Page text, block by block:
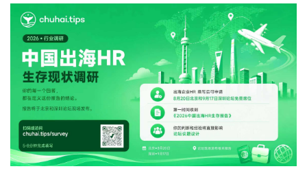
市场！ 员工体验从概念到落地，需要具体的场景和应用，体验是具
体的感知，是战略最入微的体现，2022年员工体验研究院将发布
2022版员工体验旅程图，经过不断升级优化迭代，2022年论坛现场
我们将发布最新版本，同时举办2022员工体验大奖的颁奖与实践案
例分享。将概念落地，从无从下手到逐步落地实践，你需要的就是
在这天留出一天全身心的投入其中！ 2022员工体验论坛亮点： 员工
体验大奖颁奖 现场案例分享 员工体验旅程图2022新版 2022年员工体
验指数发布 展示优秀员工体验服务机构 时间：9月7日北京 地点：
北京千禧大酒店 适合：C级管理人员、CHRO、 HRD、HR经理、薪
酬福利、招聘培训、HRSSC负责人等对前沿新知有强烈意愿的管理
者 报名：http://hrnext.cn/MjR0L1 本次论坛名额限制，仅限企业HR
免费参加，非企业HR将需购买门票且数量有限。 时间： 9月23日上
进一步改善员工体验，提升组织绩效？帮助组织内部实现更高效的
协同沟通? 人才管理模式更加全球化与本地化？针对每个员工的定制
化薪酬福利本地解决方案？等等，这些都等着您来和我们一起探讨
交流！ 中国人力资源科技年度论坛将提供和展示人力资源科技数字
化的最佳实践和前沿探索，面向2022的HR科技解决方案与产品，汇
聚中国人力资源科技资深同仁互动交流，绝不可错过的HR科技大
秀！ 在2022年度盛典中，我们将设立多个专题前沿论坛如员工体验
论坛，招聘科技创新论坛等等，深入交流探讨HR科技的前沿趋势与
创新实践。 除了前沿高端专业的HR科技趋势，实践话题。邀请20多
位HR科技的大咖专家，20场余谈及未来、趋势、新技术、新实践、
新产品的分享；同时还有近30家中国最优秀的人力资源科技机构展
示最新成果和产品；更有精心邀请的500+中国HRTech达人在现场碰